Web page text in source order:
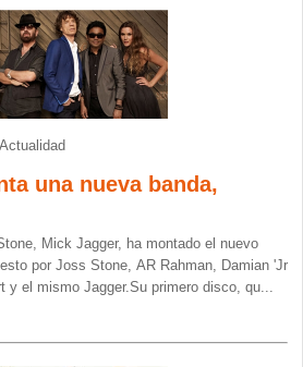
Actualidad
una nueva banda,
Mick Jagger, ha montado el nuevo
por Joss Stone, AR Rahman, Damian 'Jr
y el mismo Jagger.Su primero disco, qu